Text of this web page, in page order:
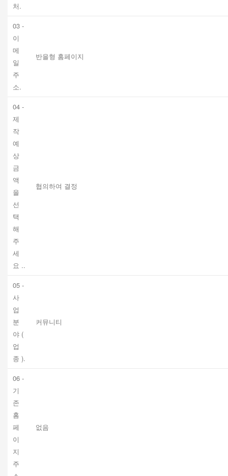
처.
03 -
이
메
일
주
소.
반을형 홈페이지
04 -
제
작
예
상
금
액
을
선
택
해
주
세
요 ..
협의하여 결정
05 -
사
업
분
야 (
업
종 ).
커뮤니티
06 -
기
존
홈
페
이
지
주
없음